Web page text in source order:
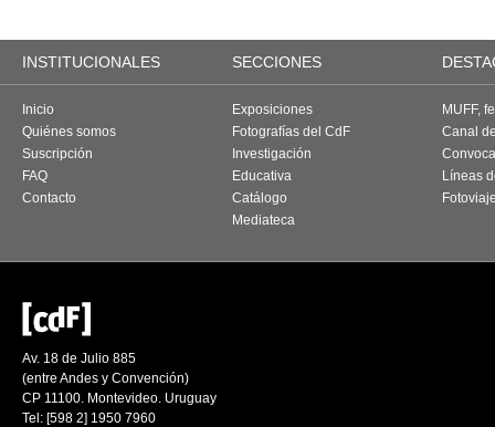
INSTITUCIONALES SECCIONES
Inicio
Quiénes somos
Suscripción
FAQ
Contacto
Exposiciones
Fotografías del CdF
Investigación
Educativa
Catálogo
Mediateca
MUFF,
Canal
Líneas
Av. 18 de Julio 885
(entre Andes y Convención)
CP 11100. Montevideo. Uruguay
Tel: [598 2] 1950 7960